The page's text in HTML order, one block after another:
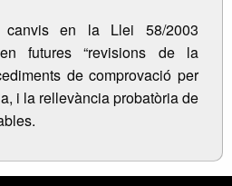
canvis en la Llei 58/2003
futures “revisions de la
de comprovació per
i la rellevància probatòria de